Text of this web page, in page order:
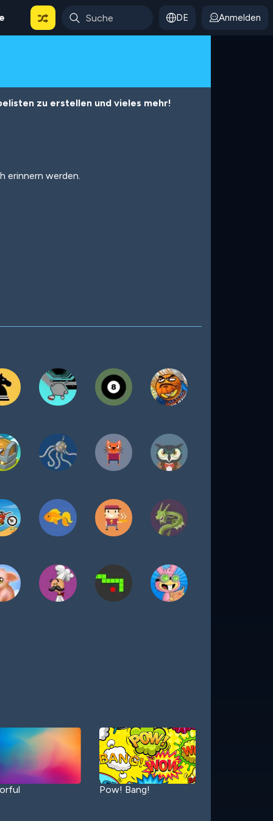
DE Anmelden
zu erstellen und vieles mehr!
erinnern werden.
Pow! Bang!